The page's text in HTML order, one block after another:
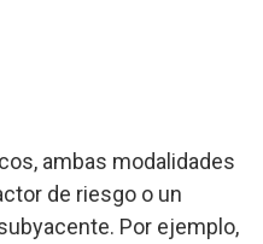
ambas modalidades
de riesgo o un
Por ejemplo,